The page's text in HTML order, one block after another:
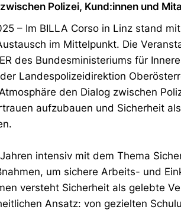
Polizei, Kund:innen und
– Im BILLA Corso in Linz stand
im Mittelpunkt. Die
des Bundesministeriums für
Landespolizeidirektion
den Dialog zwischen
aufzubauen und Sicherheit
intensiv mit dem Thema
um sichere Arbeits- und
versteht Sicherheit als gelebte
Ansatz: von gezielten